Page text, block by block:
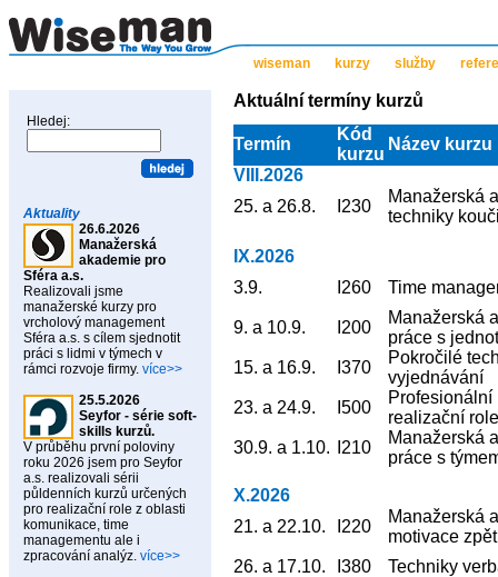
wiseman kurzy služby
Hledej:
Aktuality
26.6.2026
Manažerská
akademie pro
Sféra a.s.
Realizovali jsme
manažerské kurzy pro
vrcholový management
Sféra a.s. s cílem sjednotit
práci s lidmi v týmech v
rámci rozvoje firmy. více>>
25.5.2026
Seyfor - série soft-
skills kurzů.
V průběhu první poloviny
roku 2026 jsem pro Seyfor
a.s. realizovali sérii
půldenních kurzů určených
pro realizační role z oblasti
komunikace, time
managementu ale i
zpracování analýz. více>>
Aktuální termíny kurzů
Termín
Kód
kurzu
Název kurzu
VIII.2026
25. a 26.8.
I230
Manažerská
techniky
IX.2026
3.9.
I260 Time
9. a 10.9. I200
Manažerská
práce s
15. a 16.9.
I370
Pokročilé
vyjednávání
23. a 24.9.
I500
Profesionální
realizační
30.9. a 1.10.
I210
Manažerská
práce s
X.2026
21. a 22.10.
I220
Manažerská
motivace
26. a 17.10.
I380 Techniky